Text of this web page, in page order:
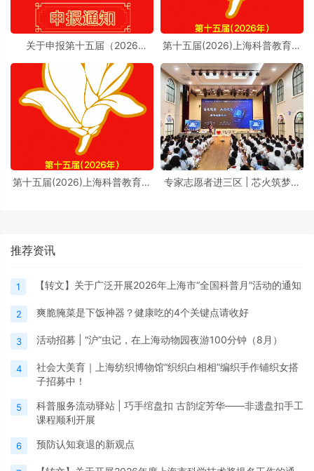
关于申报第十五届（2026
知
第十五届(2026)上海科普教育创
第十五届(2026)上海科普教育创
专家志愿者进三区 | 芯火筑梦进
推荐资讯
1 【转文】关于广泛开展2026年上海市“全国科普月”活动的通知
2 爽脆腌菜是下饭神器？健康吃的4个关键点请收好
3 活动招募 | “沪”虫记，在上海动物园夜游100分钟（8月）
4
社会大美育｜上海纺织博物馆“织织白相相”编织手作铺织女搭
子招募中！
5
科普服务流动驿站 | 巧手绾盘扣 古韵绽芳华——非遗盘扣手工
课程顺利开展
6 预防认知衰退的新观点